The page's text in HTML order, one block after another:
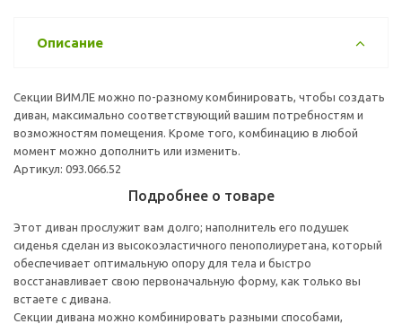
Описание
Секции ВИМЛЕ можно по-разному комбинировать, чтобы создать
диван, максимально соответствующий вашим потребностям и
возможностям помещения. Кроме того, комбинацию в любой
момент можно дополнить или изменить.
Артикул: 093.066.52
Подробнее о товаре
Этот диван прослужит вам долго; наполнитель его подушек
сиденья сделан из высокоэластичного пенополиуретана, который
обеспечивает оптимальную опору для тела и быстро
восстанавливает свою первоначальную форму, как только вы
встаете с дивана.
Секции дивана можно комбинировать разными способами,